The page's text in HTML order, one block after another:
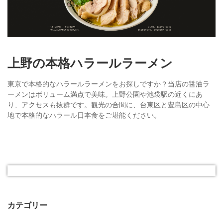
上野の本格ハラールラーメン
東京で本格的なハラールラーメンをお探しですか？当店の醤油ラ
ーメンはボリューム満点で美味。上野公園や池袋駅の近くにあ
り、アクセスも抜群です。観光の合間に、台東区と豊島区の中心
地で本格的なハラール日本食をご堪能ください。
カテゴリー